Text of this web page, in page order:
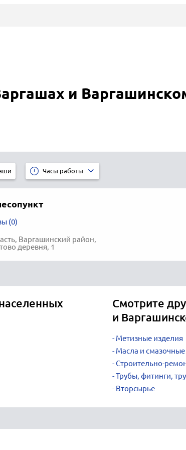
и
Часы работы
(0)
Варгашинский район,
деревня, 1
Смотрите
и
Метизные изделия
Масла и
Строительно-
Трубы, фитинги,
Вторсырье